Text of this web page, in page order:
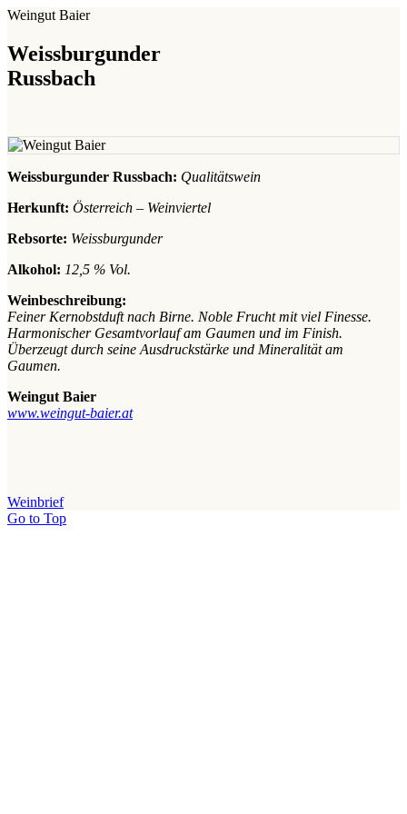
Weingut Baier
Weissburgunder
Russbach
Weissburgunder Russbach: Qualitätswein
Herkunft: Österreich – Weinviertel
Rebsorte: Weissburgunder
Alkohol: 12,5 % Vol.
Weinbeschreibung:
Feiner Kernobstduft nach Birne. Noble Frucht mit viel Finesse.
Harmonischer Gesamtvorlauf am Gaumen und im Finish.
Überzeugt durch seine Ausdruckstärke und Mineralität am
Gaumen.
Weingut Baier
www.weingut-baier.at
Weinbrief
Go to Top